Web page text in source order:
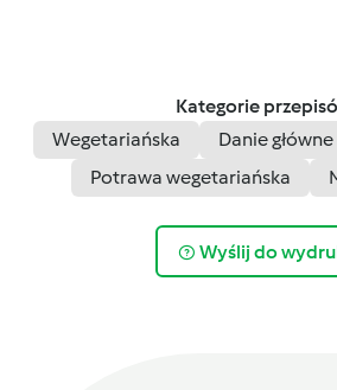
Kategorie
Wegetariańska
Danie główne
Potrawa wegetariańska
Wyślij do